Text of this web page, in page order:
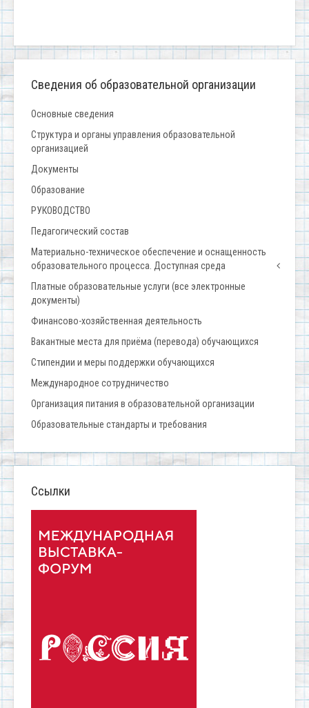
Сведения об образовательной организации
Основные сведения
Структура и органы управления образовательной
организацией
Документы
Образование
РУКОВОДСТВО
Педагогический состав
Материально-техническое обеспечение и оснащенность
образовательного процесса. Доступная среда
Платные образовательные услуги (все электронные
документы)
Финансово-хозяйственная деятельность
Вакантные места для приёма (перевода) обучающихся
Стипендии и меры поддержки обучающихся
Международное сотрудничество
Организация питания в образовательной организации
Образовательные стандарты и требования
Ссылки